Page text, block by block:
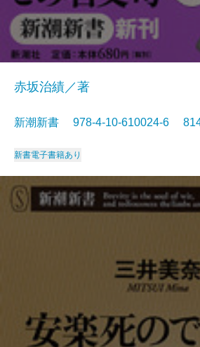
赤坂治績／著
新潮新書 978-4-10-610024-6
新書電子書籍あり